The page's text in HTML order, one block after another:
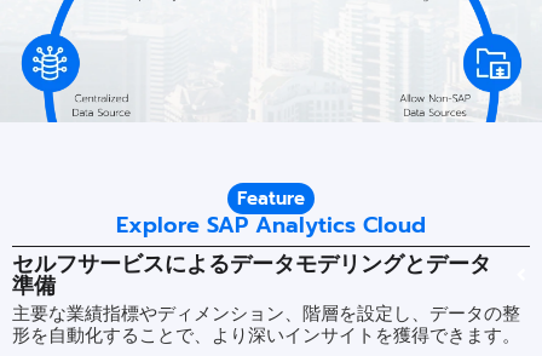
Feature
Explore SAP Analytics Cloud
セルフサービスによるデータモデリングとデータ
準備
主要な業績指標やディメンション、階層を設定し、データの整
形を自動化することで、より深いインサイトを獲得できます。